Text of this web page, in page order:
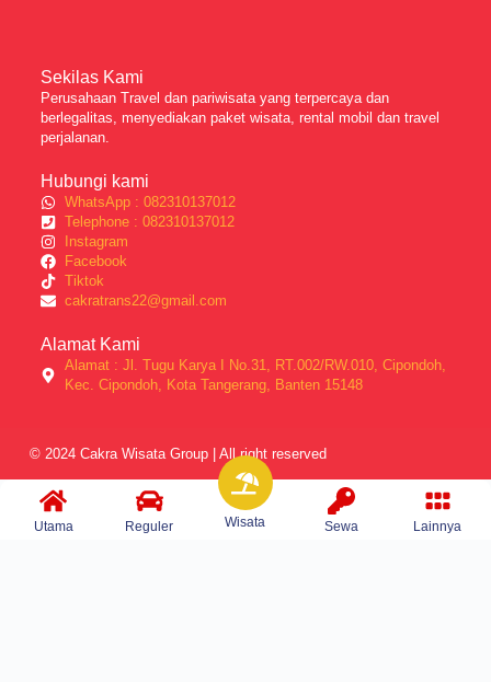
Sekilas Kami
Perusahaan Travel dan pariwisata yang terpercaya dan
berlegalitas, menyediakan paket wisata, rental mobil dan travel
perjalanan.
Hubungi kami
WhatsApp : 082310137012
Telephone : 082310137012
Instagram
Facebook
Tiktok
cakratrans22@gmail.com
Alamat Kami
Alamat : Jl. Tugu Karya I No.31, RT.002/RW.010, Cipondoh,
Kec. Cipondoh, Kota Tangerang, Banten 15148
© 2024 Cakra Wisata Group | All right reserved
Utama Reguler Wisata Sewa Lainnya